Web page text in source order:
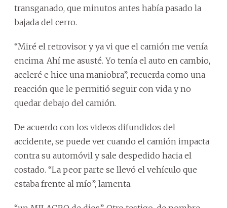
transganado, que minutos antes había pasado la
bajada del cerro.
“Miré el retrovisor y ya vi que el camión me venía
encima. Ahí me asusté. Yo tenía el auto en cambio,
aceleré e hice una maniobra”, recuerda como una
reacción que le permitió seguir con vida y no
quedar debajo del camión.
De acuerdo con los videos difundidos del
accidente, se puede ver cuando el camión impacta
contra su automóvil y sale despedido hacia el
costado. “La peor parte se llevó el vehículo que
estaba frente al mío”, lamenta.